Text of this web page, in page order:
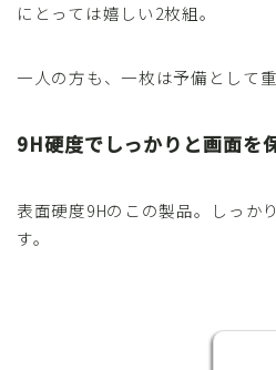
にとっては嬉しい2枚組。
一人の方も、一枚は予備として重
9H硬度でしっかりと画面を
表面硬度9Hのこの製品。しっか
す。